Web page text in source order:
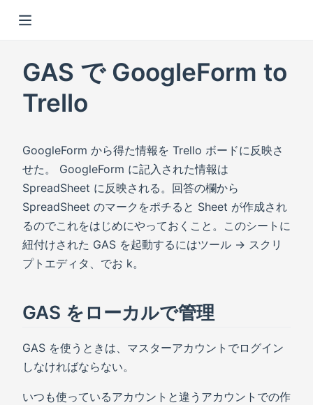
GAS で GoogleForm to
Trello
GoogleForm から得た情報を Trello ボードに反映さ
せた。 GoogleForm に記入された情報は
SpreadSheet に反映される。回答の欄から
SpreadSheet のマークをポチると Sheet が作成され
るのでこれをはじめにやっておくこと。このシートに
紐付けされた GAS を起動するにはツール → スクリ
プトエディタ、でお k。
GAS をローカルで管理
GAS を使うときは、マスターアカウントでログイン
しなければならない。
いつも使っているアカウントと違うアカウントでの作